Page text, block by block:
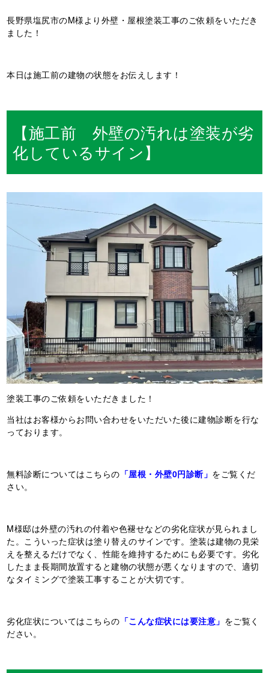
長野県塩尻市のM様より外壁・屋根塗装工事のご依頼をいただき
ました！
本日は施工前の建物の状態をお伝えします！
【施工前 外壁の汚れは塗装が劣
化しているサイン】
塗装工事のご依頼をいただきました！
当社はお客様からお問い合わせをいただいた後に建物診断を行な
っております。
無料診断についてはこちらの 「屋根・外壁0円診断」 をご覧くだ
さい。
M様邸は外壁の汚れの付着や色褪せなどの劣化症状が見られまし
た。こういった症状は塗り替えのサインです。塗装は建物の見栄
えを整えるだけでなく、性能を維持するためにも必要です。劣化
したまま長期間放置すると建物の状態が悪くなりますので、適切
なタイミングで塗装工事することが大切です。
劣化症状についてはこちらの 「こんな症状には要注意」 をご覧く
ださい。